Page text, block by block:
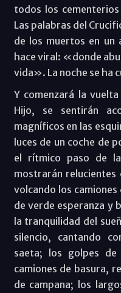
todos los
Las palabras del
de los muertos en un
hace viral: «donde
vida». La noche se ha
Y comenzará la
Hijo, se sentirán
magníficos en las
luces de un coche de
el rítmico paso de
mostrarán
volcando los
de verde esperanza y
la tranquilidad del
silencio, cantando
saeta; los golpes
camiones de basura,
de campana; los